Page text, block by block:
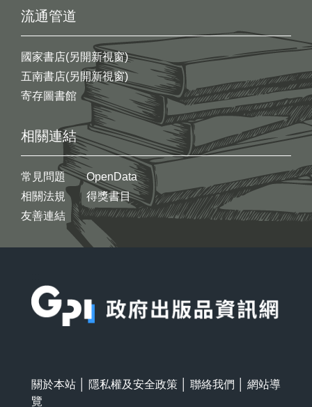
流通管道
國家書店(另開新視窗)
五南書店(另開新視窗)
寄存圖書館
相關連結
常見問題
相關法規
友善連結
OpenData
得獎書目
關於本站 隱私權及安全政策 聯絡我們
網站導
覽